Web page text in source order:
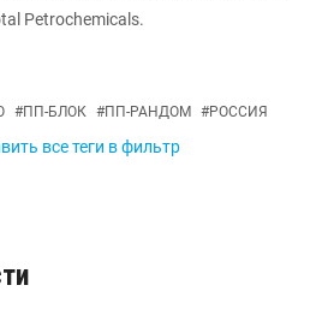
Petrochemicals.
#ПП-БЛОК #ПП-РАНДОМ #РОССИЯ
все теги в фильтр